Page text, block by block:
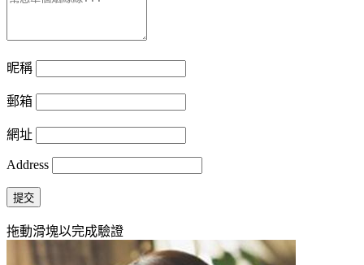
昵稱
郵箱
網址
Address
提交
拖動滑塊以完成驗證